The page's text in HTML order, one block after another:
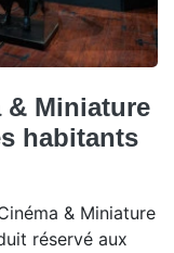
& Miniature
habitants
& Miniature
réservé aux